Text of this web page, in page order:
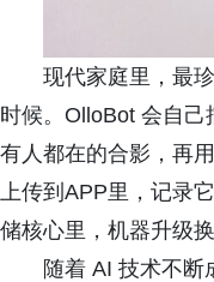
现代家庭里，最
时候。OlloBot 会自
有人都在的合影，再
上传到APP里，记录
储核心里，机器升级
随着 AI 技术不断